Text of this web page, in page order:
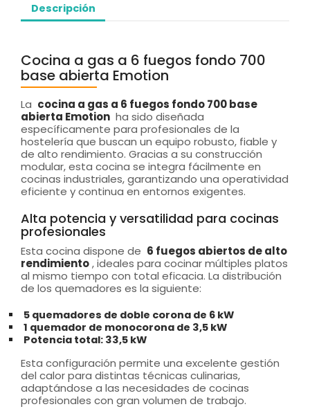
Descripción
Cocina a gas a 6 fuegos fondo 700
base abierta Emotion
La cocina a gas a 6 fuegos fondo 700 base
abierta Emotion ha sido diseñada
específicamente para profesionales de la
hostelería que buscan un equipo robusto, fiable y
de alto rendimiento. Gracias a su construcción
modular, esta cocina se integra fácilmente en
cocinas industriales, garantizando una operatividad
eficiente y continua en entornos exigentes.
Alta potencia y versatilidad para cocinas
profesionales
Esta cocina dispone de 6 fuegos abiertos de alto
rendimiento, ideales para cocinar múltiples platos
al mismo tiempo con total eficacia. La distribución
de los quemadores es la siguiente:
5 quemadores de doble corona de 6 kW
1 quemador de monocorona de 3,5 kW
Potencia total: 33,5 kW
Esta configuración permite una excelente gestión
del calor para distintas técnicas culinarias,
adaptándose a las necesidades de cocinas
profesionales con gran volumen de trabajo.